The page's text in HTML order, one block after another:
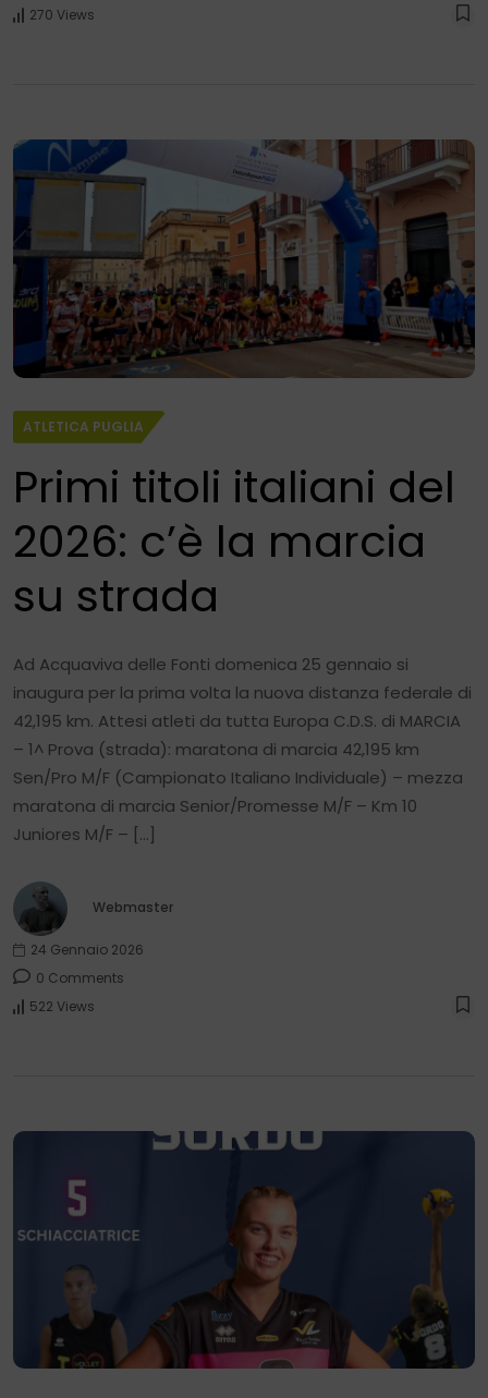
270 Views
ATLETICA PUGLIA
Primi titoli italiani del
2026: c’è la marcia
su strada
Ad Acquaviva delle Fonti domenica 25 gennaio si
inaugura per la prima volta la nuova distanza federale di
42,195 km. Attesi atleti da tutta Europa C.D.S. di MARCIA
– 1^ Prova (strada): maratona di marcia 42,195 km
Sen/Pro M/F (Campionato Italiano Individuale) – mezza
maratona di marcia Senior/Promesse M/F – Km 10
Juniores M/F – […]
Webmaster
24 Gennaio 2026
0 Comments
522 Views